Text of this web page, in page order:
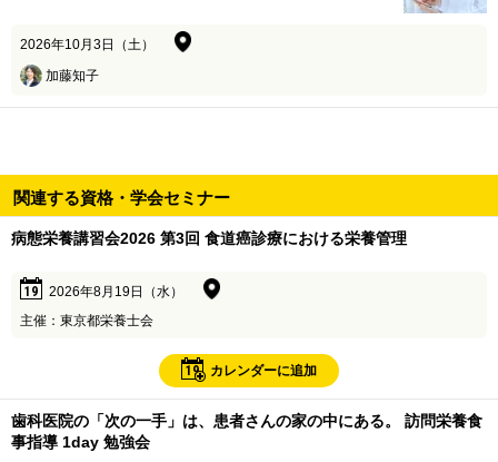
2026年10月3日（土）
加藤知子
関連する資格・学会セミナー
病態栄養講習会2026 第3回 食道癌診療における栄養管理
19
2026年8月19日（水）
主催：東京都栄養士会
19 カレンダーに追加
歯科医院の「次の一手」は、患者さんの家の中にある。 訪問栄養食
事指導 1day 勉強会